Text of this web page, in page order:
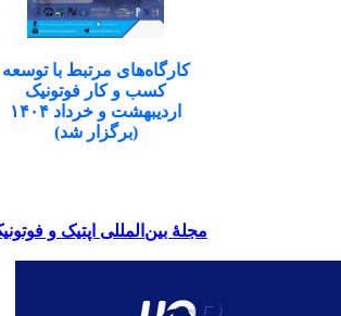
کارگاه‌های مرتبط با توسعه
کسب و کار فوتونیک
اردیبهشت و خرداد ۱۴۰۴
(برگزار شد)
مجلۀ بین‌المللی اپتیک و فوتونیک